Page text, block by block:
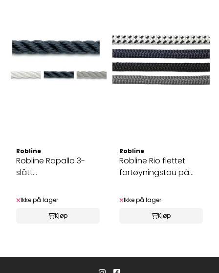
Robline
Robline Rapallo 3-
slått
på ...
Ikke på lager
Kjøp
Robline
Robline Rio flettet
fortøyningstau på
Ikke på lager
Kjøp